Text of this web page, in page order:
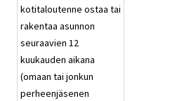
kotitaloutenne ostaa tai
rakentaa asunnon
seuraavien 12
kuukauden aikana
(omaan tai jonkun
perheenjäsenen